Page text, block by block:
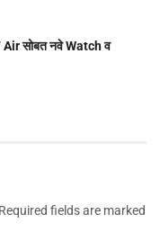
सोबत नवे Watch व
Required fields are marked